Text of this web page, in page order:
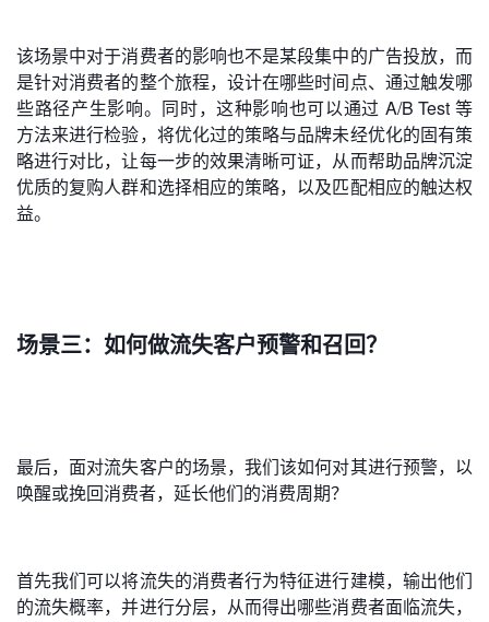
该场景中对于消费者的影响也不是某段集中的广告投放，而
是针对消费者的整个旅程，设计在哪些时间点、通过触发哪
些路径产生影响。同时，这种影响也可以通过 A/B Test 等
方法来进行检验，将优化过的策略与品牌未经优化的固有策
略进行对比，让每一步的效果清晰可证，从而帮助品牌沉淀
优质的复购人群和选择相应的策略，以及匹配相应的触达权
益。
场景三：如何做流失客户预警和召回？
最后，面对流失客户的场景，我们该如何对其进行预警，以
唤醒或挽回消费者，延长他们的消费周期？
首先我们可以将流失的消费者行为特征进行建模，输出他们
的流失概率，并进行分层，从而得出哪些消费者面临流失，